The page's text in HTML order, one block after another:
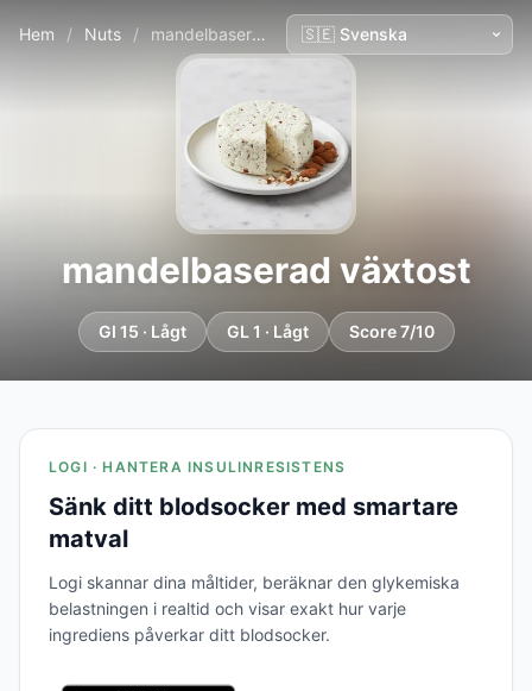
Hem / Nuts / mandelbaserad växtost
mandelbaserad växtost
GI 15 · Lågt GL 1 · Lågt Score 7/10
LOGI · HANTERA INSULINRESISTENS
Sänk ditt blodsocker med smartare
matval
Logi skannar dina måltider, beräknar den glykemiska
belastningen i realtid och visar exakt hur varje
ingrediens påverkar ditt blodsocker.